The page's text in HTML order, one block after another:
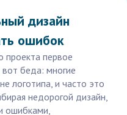
дизайн
ошибок
проекта первое
вот беда: многие
логотипа, и часто это
недорогой дизайн,
ошибками,